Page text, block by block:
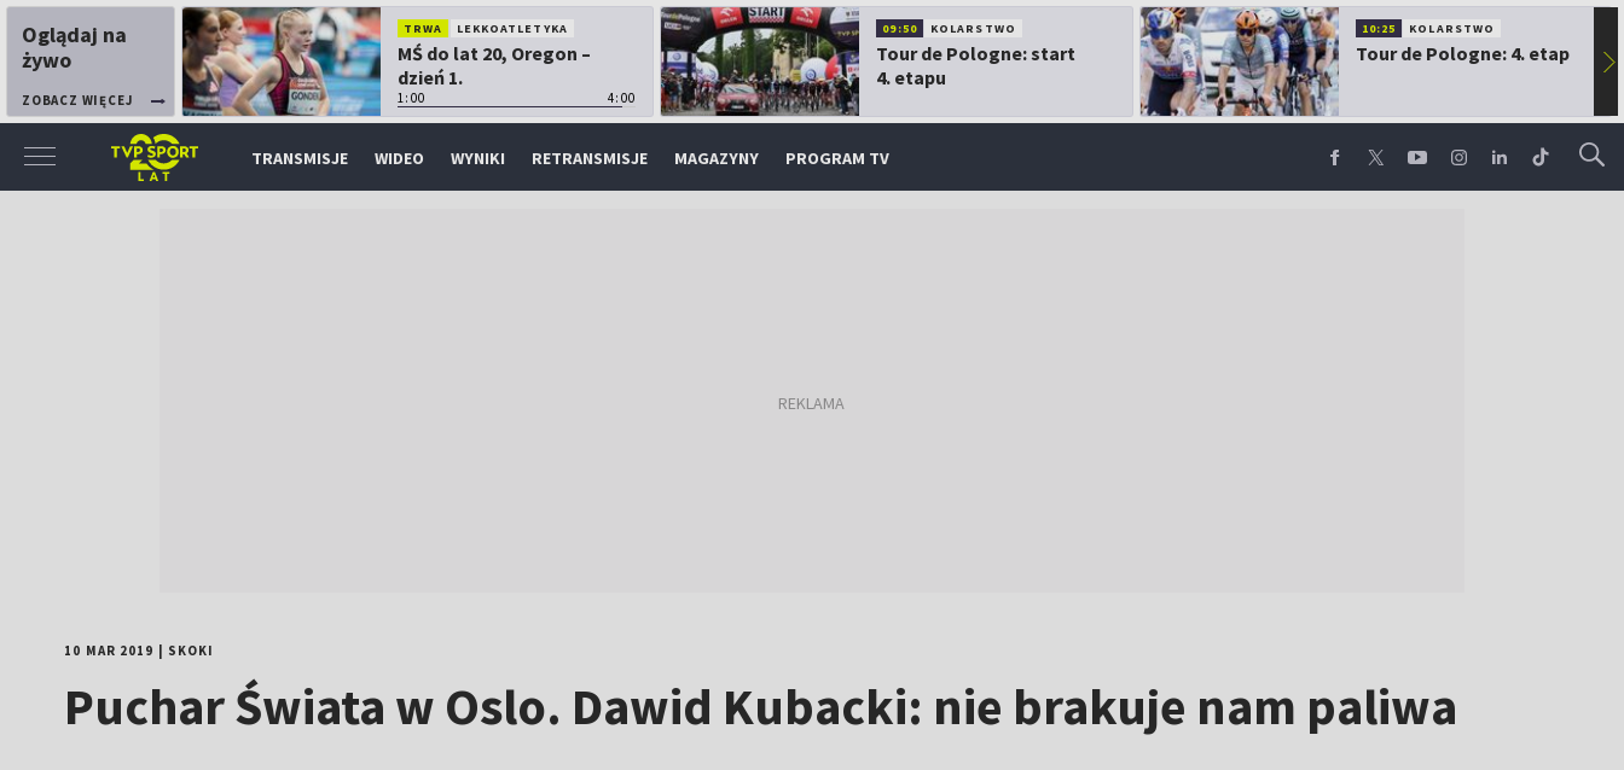
Oglądaj na
żywo
ZOBACZ WIĘCEJ
TRWA LEKKOATLETYKA
MŚ do lat 20, Oregon –
dzień 1.
1:00 4:00
09:50 KOLARSTWO
Tour de Pologne: start
4. etapu
10:25 KOLARSTWO
Tour de Pologne: 4. etap ▶
TRANSMISJE WIDEO WYNIKI RETRANSMISJE MAGAZYNY PROGRAM TV
10 MAR 2019 SKOKI
Puchar Świata w Oslo. Dawid Kubacki: nie brakuje nam paliwa